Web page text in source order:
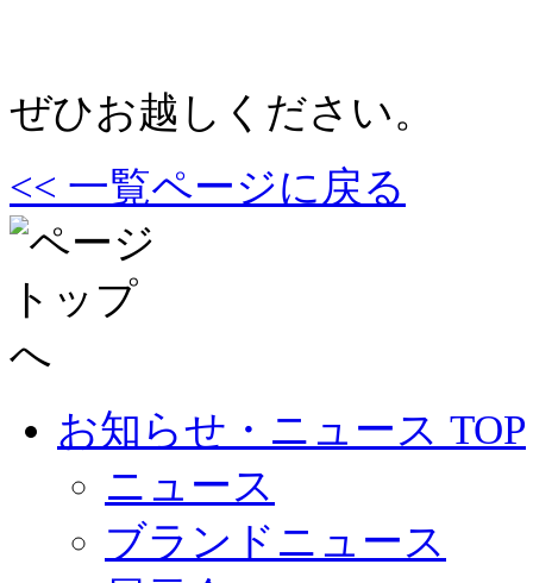
ぜひお越しください。
<< 一覧ページに戻る
お知らせ・ニュース TOP
ニュース
ブランドニュース